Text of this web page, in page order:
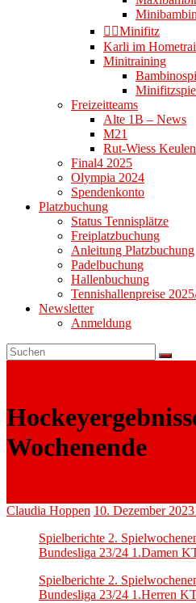
👉🏻Minifitz
Karli im
Minitraining
Freizeitteams
Alte 1B – News
M21
Rut-Wiess
Final4 2025
Olympia 2024
Spendenkonto
Platzbuchung
Status Tennisplätze
Freiplatzbuchung
Anleitung Platzbuchung
Padelbuchung
Hallenbuchung
Tennishallenpreise
Newsletter
Anmeldung
Wochenende
Claudia Hoppen 10. Dezember 2023
Spielberichte 2.
Bundesliga 23/24 1.Damen
Spielberichte 2.
Bundesliga 23/24 1.Herren